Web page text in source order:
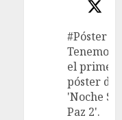
#Póster
Tenemos
el primer
póster de
'Noche
Paz 2'.